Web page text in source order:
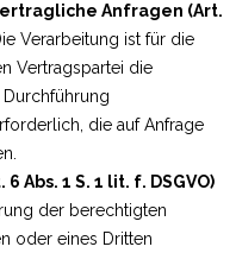
Anfragen (Art.
Verarbeitung ist für die
Vertragspartei die
die auf Anfrage
Abs. 1 S. 1 lit. f. DSGVO)
der berechtigten
oder eines Dritten